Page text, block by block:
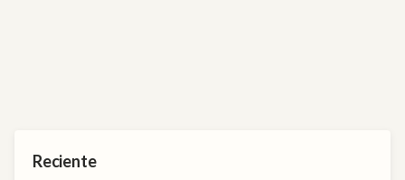
Reciente